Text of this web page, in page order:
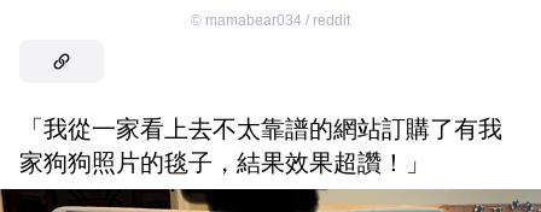
© mamabear034 / reddit
「我從一家看上去不太靠譜的網站訂購了有我
家狗狗照片的毯子，結果效果超讚！」